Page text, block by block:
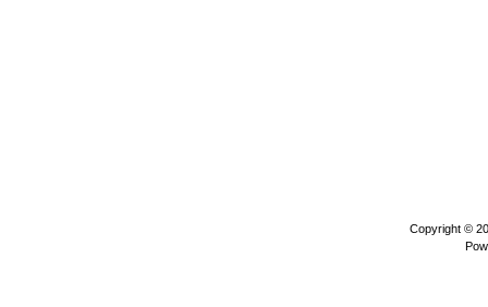
Copyright ©